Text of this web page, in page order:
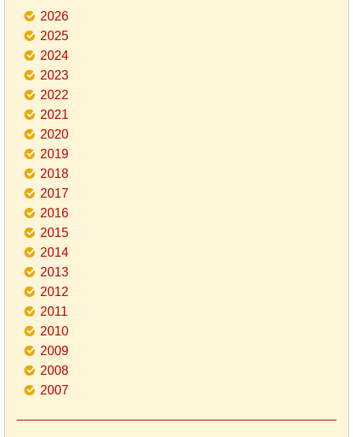
2026
2025
2024
2023
2022
2021
2020
2019
2018
2017
2016
2015
2014
2013
2012
2011
2010
2009
2008
2007